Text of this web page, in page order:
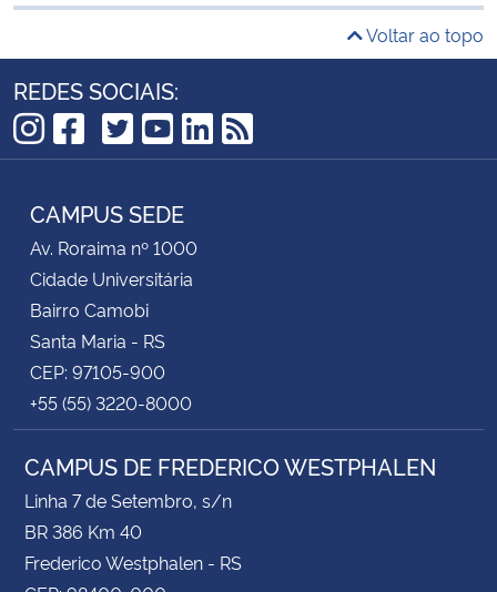
Voltar ao topo
REDES SOCIAIS:
Instagram
Facebook
TikTok
Twitter
YouTube
LinkedIn
RSS
CAMPUS SEDE
Av. Roraima nº 1000
Cidade Universitária
Bairro Camobi
Santa Maria - RS
CEP: 97105-900
+55 (55) 3220-8000
CAMPUS DE FREDERICO WESTPHALEN
Linha 7 de Setembro, s/n
BR 386 Km 40
Frederico Westphalen - RS